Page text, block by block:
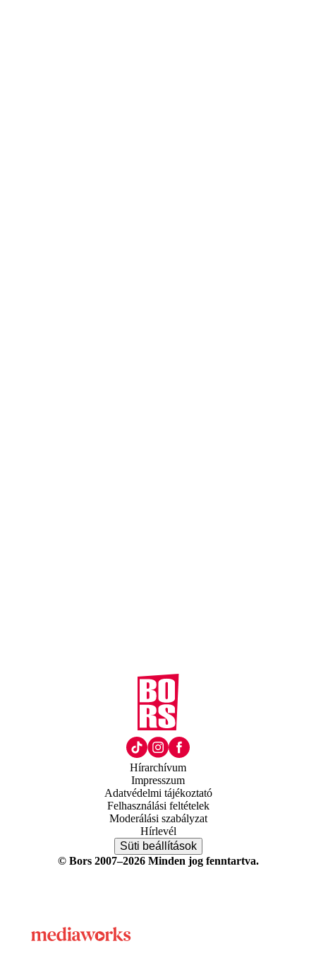
Hírarchívum
Impresszum
Adatvédelmi tájékoztató
Felhasználási feltételek
Moderálási szabályzat
Hírlevél
Süti beállítások
© Bors 2007–2026 Minden jog fenntartva.